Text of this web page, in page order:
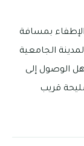
بمسافة
المدينة الجامعية
كما يسهل الوصول إلى
وطريق مليحة قريب